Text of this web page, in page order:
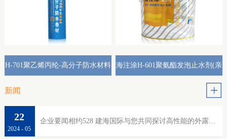
H-701聚乙烯丙纶-高分子防水材料 海注涂H-601聚氨酯发泡止水剂(亲
新闻
企业要闻相约528 建海国际与您共同探讨高性能的外露防水
2024 - 05
22